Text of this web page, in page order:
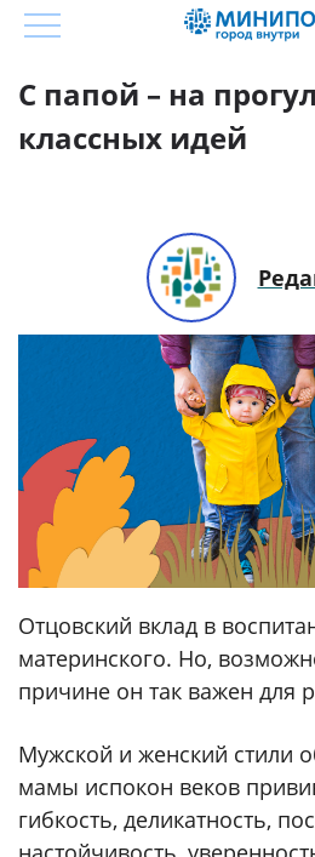
С папой – на
классных идей
Отцовский вклад в
материнского. Но,
причине он так важен для
Мужской и женский стили
мамы испокон веков
гибкость, деликатность,